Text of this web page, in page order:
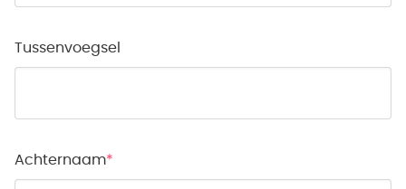
Tussenvoegsel
Achternaam